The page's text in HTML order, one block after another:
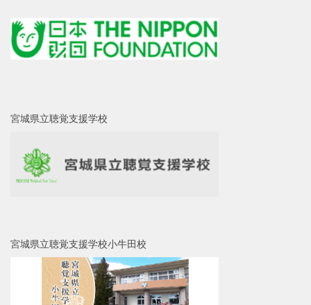
宮城県立聴覚支援学校
宮城県立聴覚支援学校小牛田校